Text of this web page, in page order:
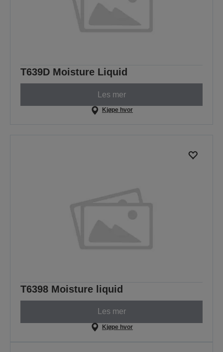
T639D Moisture Liquid
Les mer
Kjøpe hvor
T6398 Moisture liquid
Les mer
Kjøpe hvor